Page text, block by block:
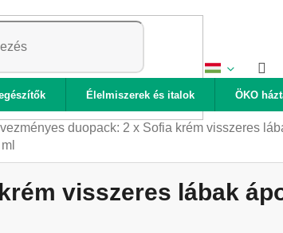
Élelmiszerek és italok ÖKO
duopack: 2 x Sofia krém visszeres
visszeres lábak